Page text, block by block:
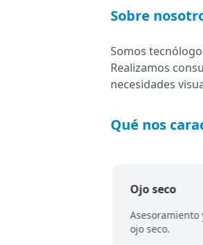
Sobre
Somos
Realizamos
necesidades
Qué nos
Ojo seco
ojo seco.